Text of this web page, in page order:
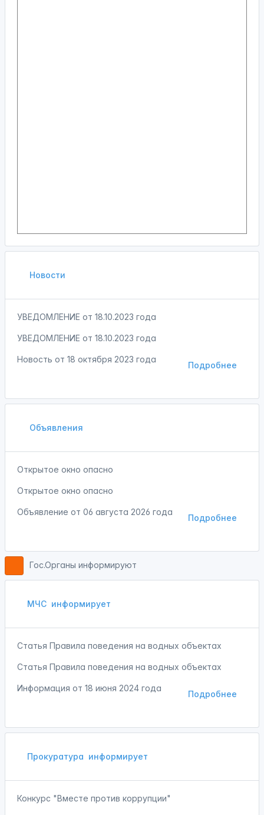
Новости
УВЕДОМЛЕНИЕ от 18.10.2023 года
УВЕДОМЛЕНИЕ от 18.10.2023 года
Подробнее
Новость от 18 октября 2023 года
Объявления
Открытое окно опасно
Открытое окно опасно
Подробнее
Объявление от 06 августа 2026 года
Гос.Органы информируют
МЧС информирует
Статья Правила поведения на водных объектах
Статья Правила поведения на водных объектах
Подробнее
Информация от 18 июня 2024 года
Прокуратура информирует
Конкурс "Вместе против коррупции"